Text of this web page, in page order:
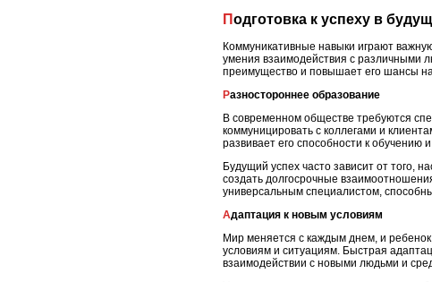
Подготовка к успеху в
Коммуникативные навыки играют
умения взаимодействия с различными
преимущество и повышает его шансы
Разностороннее образование
В современном обществе требуются
коммуницировать с коллегами и
развивает его способности к
Будущий успех часто зависит от того,
создать долгосрочные
универсальным специалистом,
Адаптация к новым условиям
Мир меняется с каждым днем, и
условиям и ситуациям. Быстрая
взаимодействии с новыми людьми и